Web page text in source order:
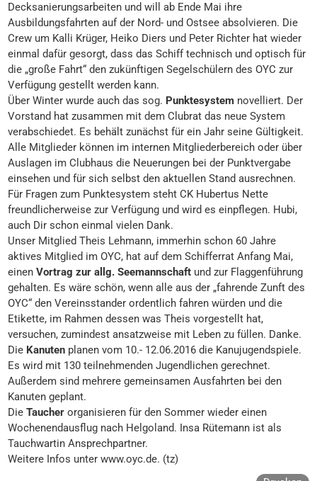
Decksanierungsarbeiten und will ab Ende Mai ihre
Ausbildungsfahrten auf der Nord- und Ostsee absolvieren. Die
Crew um Kalli Krüger, Heiko Diers und Peter Richter hat wieder
einmal dafür gesorgt, dass das Schiff technisch und optisch für
die „große Fahrt“ den zukünftigen Segelschülern des OYC zur
Verfügung gestellt werden kann.
Über Winter wurde auch das sog. Punktesystem novelliert. Der
Vorstand hat zusammen mit dem Clubrat das neue System
verabschiedet. Es behält zunächst für ein Jahr seine Gültigkeit.
Alle Mitglieder können im internen Mitgliederbereich oder über
Auslagen im Clubhaus die Neuerungen bei der Punktvergabe
einsehen und für sich selbst den aktuellen Stand ausrechnen.
Für Fragen zum Punktesystem steht CK Hubertus Nette
freundlicherweise zur Verfügung und wird es einpflegen. Hubi,
auch Dir schon einmal vielen Dank.
Unser Mitglied Theis Lehmann, immerhin schon 60 Jahre
aktives Mitglied im OYC, hat auf dem Schifferrat Anfang Mai,
einenVortrag zur allg. Seemannschaft und zur Flaggenführung
gehalten. Es wäre schön, wenn alle aus der „fahrende Zunft des
OYC“ den Vereinsstander ordentlich fahren würden und die
Etikette, im Rahmen dessen was Theis vorgestellt hat,
versuchen, zumindest ansatzweise mit Leben zu füllen. Danke.
Die Kanuten planen vom 10.- 12.06.2016 die Kanujugendspiele.
Es wird mit 130 teilnehmenden Jugendlichen gerechnet.
Außerdem sind mehrere gemeinsamen Ausfahrten bei den
Kanuten geplant.
DieTaucher organisieren für den Sommer wieder einen
Wochenendausflug nach Helgoland. Insa Rütemann ist als
Tauchwartin Ansprechpartner.
Weitere Infos unter www.oyc.de. (tz)